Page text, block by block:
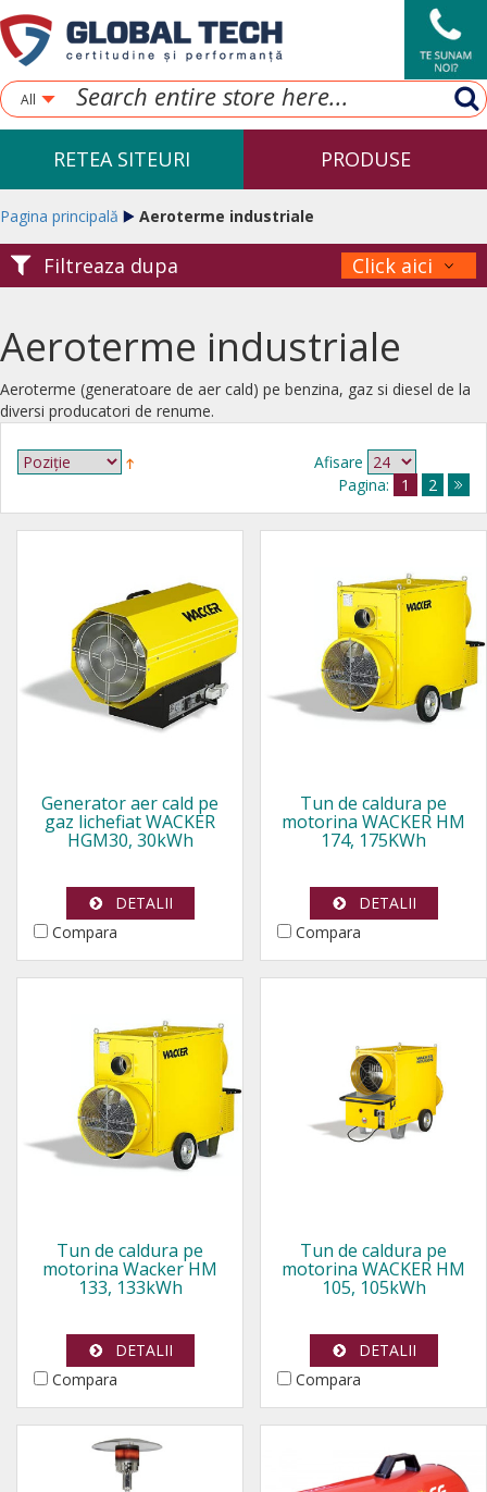
All
RETEA SITEURI PRODUSE
Pagina principală Aeroterme industriale
Filtreaza dupa Click aici
Aeroterme industriale
Aeroterme (generatoare de aer cald) pe benzina, gaz si diesel de la
diversi producatori de renume.
Afisare
Pagina:
1 2
Generator aer cald pe
gaz lichefiat WACKER
HGM30, 30kWh
DETALII
Compara
Tun de caldura pe
motorina WACKER HM
174, 175KWh
DETALII
Compara
Tun de caldura pe
motorina Wacker HM
133, 133kWh
DETALII
Compara
Tun de caldura pe
motorina WACKER HM
105, 105kWh
DETALII
Compara